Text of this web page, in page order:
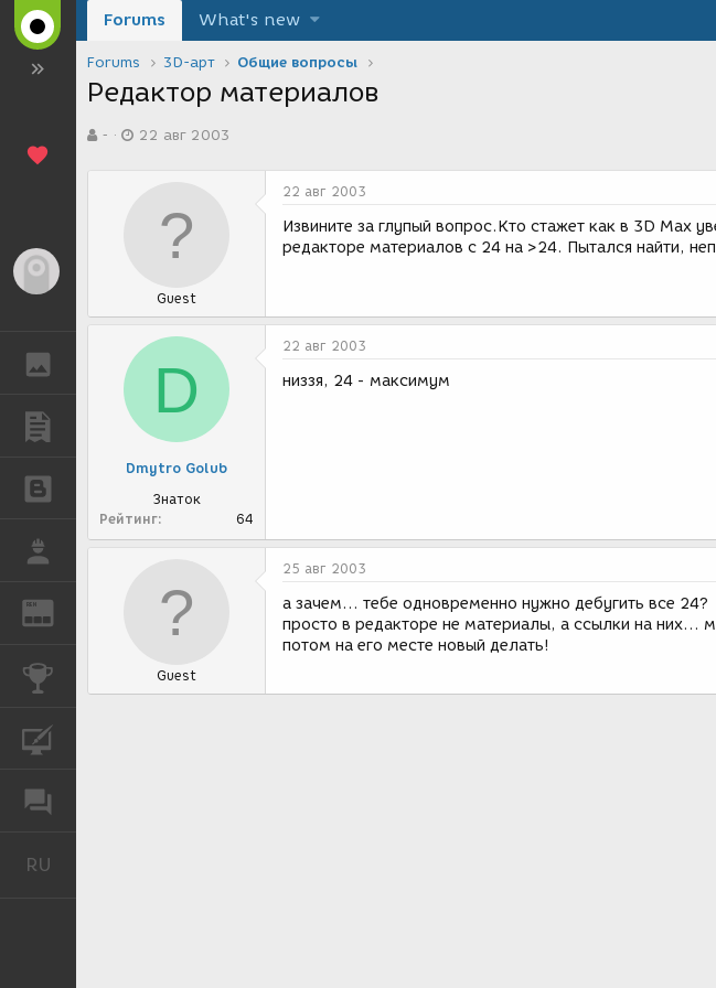
ГАЛЕРЕЯ
ПУБЛИКАЦИИ
REN
КОНКУРСЫ
RU
Forums What's new
Forums 3D-арт Общие вопросы
Редактор материалов
в-
а
и
22 авг 2003
Guest
22 авг 2003
Извините за глупый вопрос.Кто стажет как в 3D Max
редакторе материалов с 24 на >24. Пытался найти,
D
Dmytro Golub
Знаток
Рейтинг
64
22 авг 2003
низзя, 24 - максимум
Guest
25 авг 2003
а зачем... тебе одновременно нужно дебугить все 24?
просто в редакторе не материалы, а ссылки на них...
потом на его месте новый делать!